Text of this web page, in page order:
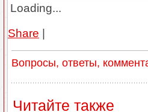
Loading...
Share |
Вопросы, ответы,
Читайте также